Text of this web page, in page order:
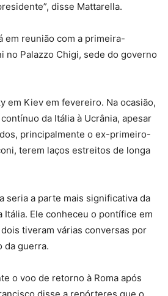
disse Mattarella.
em reunião com a primeira-
no Palazzo Chigi, sede do governo
em Kiev em fevereiro. Na ocasião,
da Itália à Ucrânia, apesar
principalmente o ex-primeiro-
terem laços estreitos de longa
seria a parte mais significativa da
Itália. Ele conheceu o pontífice em
tiveram várias conversas por
da guerra.
o voo de retorno à Roma após